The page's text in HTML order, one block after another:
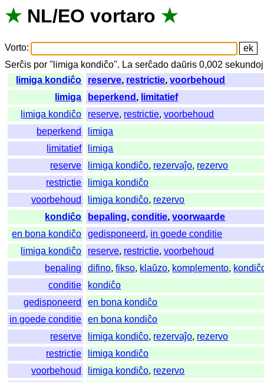
★ NL/EO vortaro ★
Vorto:
Serĉis por " limiga kondiĉo". La serĉado daŭris 0,002
limiga kondiĉo
reserve, restrictie,voorbehoud
limiga
beperkend , limitatief
limiga kondiĉo
reserve, restrictie,voorbehoud
beperkend
limiga
limitatief
limiga
reserve
limiga kondiĉo, rezervaĵo, rezervo
restrictie
limiga kondiĉo
voorbehoud
limiga kondiĉo, rezervo
kondiĉo
bepaling,conditie,voorwaarde
en bona kondiĉo
gedisponeerd, in goede conditie
limiga kondiĉo
reserve, restrictie,voorbehoud
bepaling
difino,fikso, klaŭzo, komplemento,
conditie
kondiĉo
gedisponeerd
en bona kondiĉo
in goede conditie
en bona kondiĉo
reserve
limiga kondiĉo, rezervaĵo, rezervo
restrictie
limiga kondiĉo
voorbehoud
limiga kondiĉo, rezervo